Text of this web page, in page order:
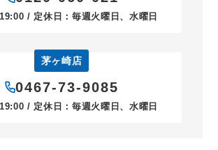
/ 定休日：毎週火曜日、水曜日
茅ヶ崎店
0467-73-9085
/ 定休日：毎週火曜日、水曜日